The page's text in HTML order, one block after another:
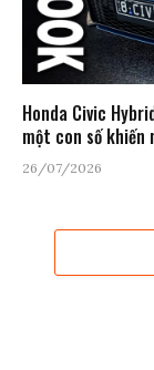
Honda Civic
một con số khiến
26/07/2026